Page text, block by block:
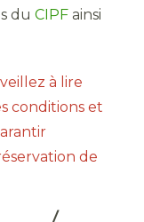
du CIPF ainsi
à lire
conditions et
de